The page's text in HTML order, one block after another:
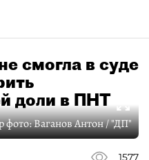
смогла в суде
доли в ПНТ
фото:Ваганов Антон / "ДП"
1577